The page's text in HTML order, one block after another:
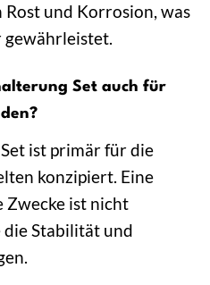
und Korrosion, was
gewährleistet.
Set auch für
ist primär für die
konzipiert. Eine
Zwecke ist nicht
Stabilität und